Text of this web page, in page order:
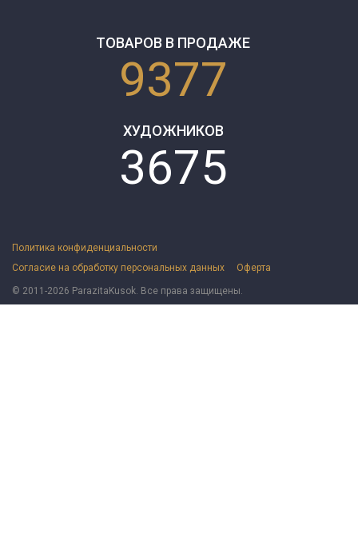
ТОВАРОВ В ПРОДАЖЕ
9377
ХУДОЖНИКОВ
3675
Политика конфиденциальности
Согласие на обработку персональных данных
Оферта
© 2011-2026 ParazitaKusok. Все права защищены.